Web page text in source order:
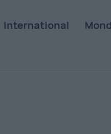
International